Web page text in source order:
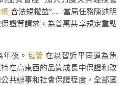
合法規權益”……當局任務陳述明
證等請求，為普惠共享規定重點
夜。 包養 在以習近平同道為焦
在高東西的品質成長中保證和改
共辦事和社會保證程度，全部國